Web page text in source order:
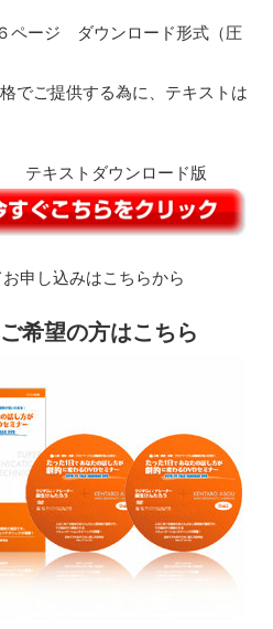
ージ ダウンロード形式（圧
でご提供する為に、テキストは
テキストダウンロード版
申し込みはこちらから
希望の方はこちら